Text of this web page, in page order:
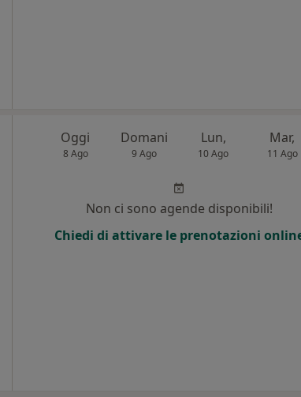
Oggi
8 Ago
Domani
9 Ago
Lun,
10 Ago
Mar,
11 Ago
Non ci sono agende disponibili!
Chiedi di attivare le prenotazioni